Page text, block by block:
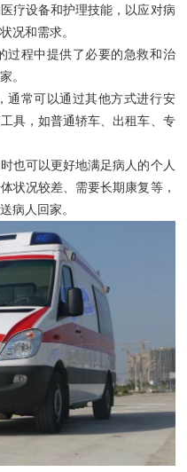
疗设备和护理技能，以应对病
况和需求。
程中提供了必要的急救和治
。
常可以通过其他方式进行安
具，如普通轿车、出租车、专
可以更好地满足病人的个人
状况较差、需要长期康复等，
病人回家。